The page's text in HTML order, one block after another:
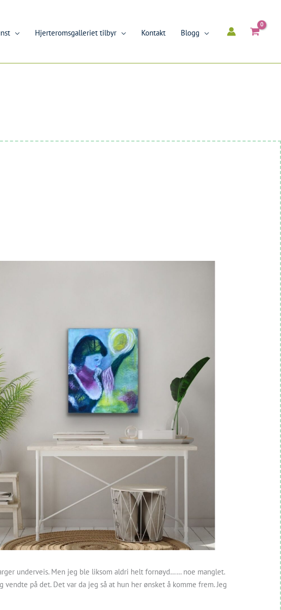
Hjerteromsgalleriet tilbyr Kontakt Blogg
underveis. Men jeg ble liksom aldri helt fornøyd…… noe manglet.
på det. Det var da jeg så at hun her ønsket å komme frem. Jeg